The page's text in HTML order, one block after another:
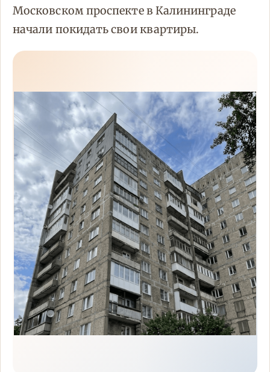
Московском проспекте в Калининграде
начали покидать свои квартиры.